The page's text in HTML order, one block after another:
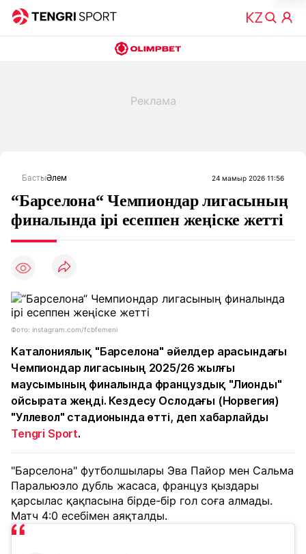
БастыӘлем 24 мамыр 2026 11:56
“Барселона“ Чемпиондар лигасының
финалында ірі есеппен жеңіске жетті
Фото: instagram.com/fcbfemeni
Каталониялық "Барселона" әйелдер арасындағы
Чемпиондар лигасының 2025/26 жылғы
маусымының финалында француздық "Лионды"
ойсырата жеңді. Кездесу Ослодағы (Норвегия)
"Уллевол" стадионында өтті, деп хабарлайды
Tengri Sport.
"Барселона" футболшылары Эва Пайор мен Сальма
Паральюэло дубль жасаса, француз қыздары
қарсылас қақпасына бірде-бір гол соға алмады.
Матч 4:0 есебімен аяқталды.